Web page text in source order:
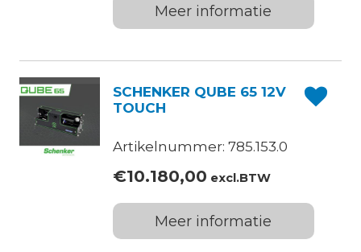
Meer informatie
SCHENKER QUBE 65 12V
TOUCH
Artikelnummer: 785.153.0
€10.180,00 excl.BTW
Meer informatie